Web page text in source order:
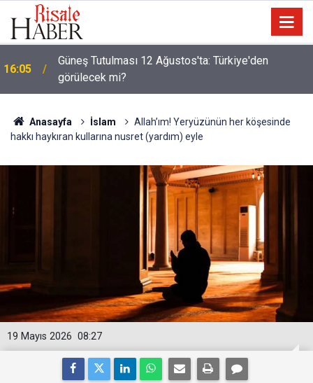
14:30
Risale-i Nur'u kendine oku kendine, başkasına
değil!
Anasayfa İslam
Allah’ım! Yeryüzünün her köşesinde
hakkı haykıran kullarına nusret (yardım) eyle
08:27
19 Mayıs 2026